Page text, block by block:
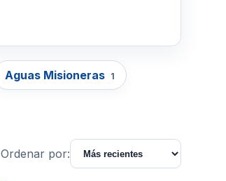
Aguas Misioneras 1
Ordenar por: